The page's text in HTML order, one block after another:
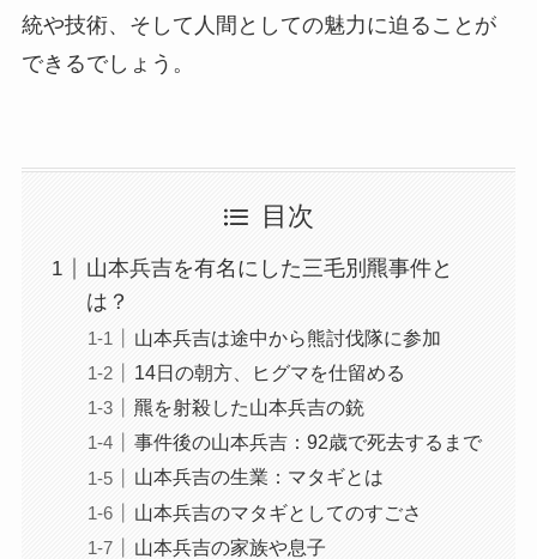
統や技術、そして人間としての魅力に迫ることが
できるでしょう。
目次
山本兵吉を有名にした三毛別羆事件と
は？
山本兵吉は途中から熊討伐隊に参加
14日の朝方、ヒグマを仕留める
羆を射殺した山本兵吉の銃
事件後の山本兵吉：92歳で死去するまで
山本兵吉の生業：マタギとは
山本兵吉のマタギとしてのすごさ
山本兵吉の家族や息子